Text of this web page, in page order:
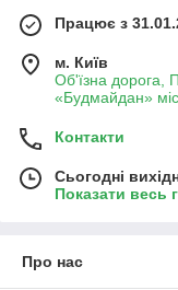
Працює з
м. Київ
Об'їзна дорога,
«Будмайдан»
Контакти
Сьогодні
Показати весь
Про нас